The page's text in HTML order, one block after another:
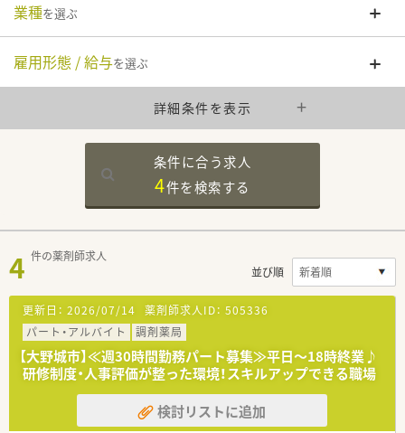
業種を選ぶ
雇用形態 / 給与を選ぶ
詳細条件を表示
条件に合う求人
4件を検索する
4 件の薬剤師求人
並び順
更新日： 2026/07/14 薬剤師求人ID： 505336
パート・アルバイト
調剤薬局
【大野城市】≪週30時間勤務パート募集≫平日～18時終業♪
研修制度・人事評価が整った環境！スキルアップできる職場
検討リストに追加